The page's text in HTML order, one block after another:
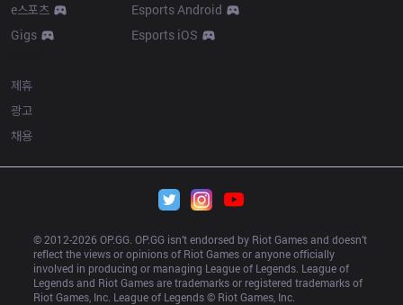
e스포츠
Gigs
Esports Android
Esports iOS
제휴
광고
채용
© 2012-2026 OP.GG. OP.GG isn’t endorsed by Riot Games and doesn’t
reflect the views or opinions of Riot Games or anyone officially
involved in producing or managing League of Legends. League of
Legends and Riot Games are trademarks or registered trademarks of
Riot Games, Inc. League of Legends © Riot Games, Inc.